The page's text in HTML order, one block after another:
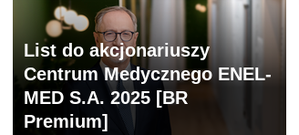
List do akcjonariuszy
Centrum Medycznego ENEL-
MED S.A. 2025 [BR
Premium]